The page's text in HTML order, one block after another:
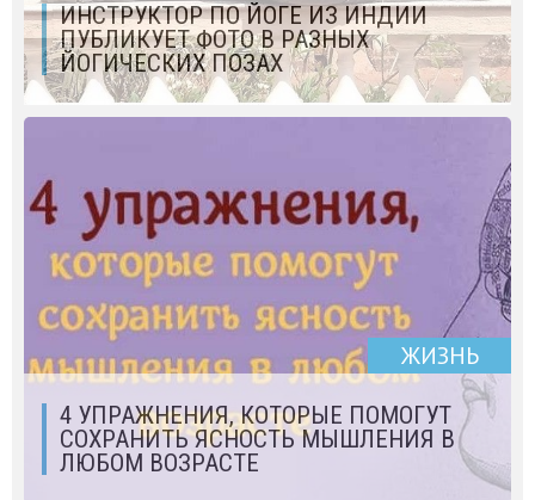
ИНСТРУКТОР ПО ЙОГЕ ИЗ ИНДИИ
ПУБЛИКУЕТ ФОТО В РАЗНЫХ
ЙОГИЧЕСКИХ ПОЗАХ
ЖИЗНЬ
4 УПРАЖНЕНИЯ, КОТОРЫЕ ПОМОГУТ
СОХРАНИТЬ ЯСНОСТЬ МЫШЛЕНИЯ В
ЛЮБОМ ВОЗРАСТЕ